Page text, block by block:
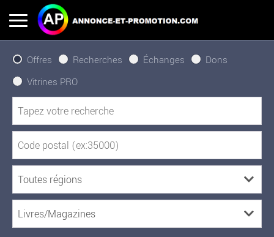
Offres Recherches Échanges
Dons
Vitrines PRO